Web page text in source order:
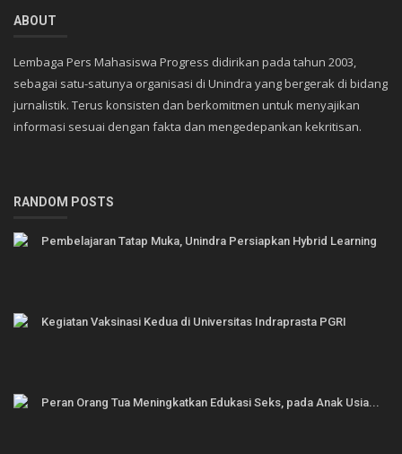
ABOUT
Lembaga Pers Mahasiswa Progress didirikan pada tahun 2003,
sebagai satu-satunya organisasi di Unindra yang bergerak di bidang
jurnalistik. Terus konsisten dan berkomitmen untuk menyajikan
informasi sesuai dengan fakta dan mengedepankan kekritisan.
RANDOM POSTS
Pembelajaran Tatap Muka, Unindra Persiapkan Hybrid Learning
Kegiatan Vaksinasi Kedua di Universitas Indraprasta PGRI
Peran Orang Tua Meningkatkan Edukasi Seks, pada Anak Usia...